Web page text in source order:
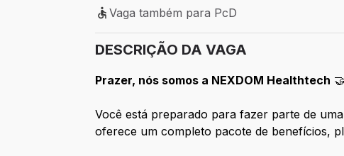
Vaga também para PcD
Vaga também para PcD
DESCRIÇÃO DA VAGA
Prazer, nós somos a NEXDOM Healthtech
Você está preparado para fazer parte de
oferece um completo pacote de benefícios,